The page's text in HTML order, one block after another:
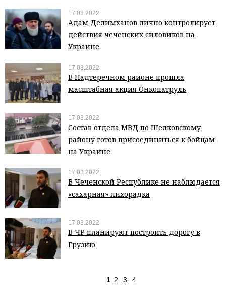
17.03.2022
Адам Делимханов лично контролирует
действия чеченских силовиков на
Украине
17.03.2022
В Надтеречном районе прошла
масштабная акция Онкопатруль
17.03.2022
Состав отдела МВД по Шелковскому
району готов присоединиться к бойцам
на Украине
17.03.2022
В Чеченской Республике не наблюдается
«сахарная» лихорадка
17.03.2022
В ЧР планируют построить дорогу в
Грузию
1 2 3 4